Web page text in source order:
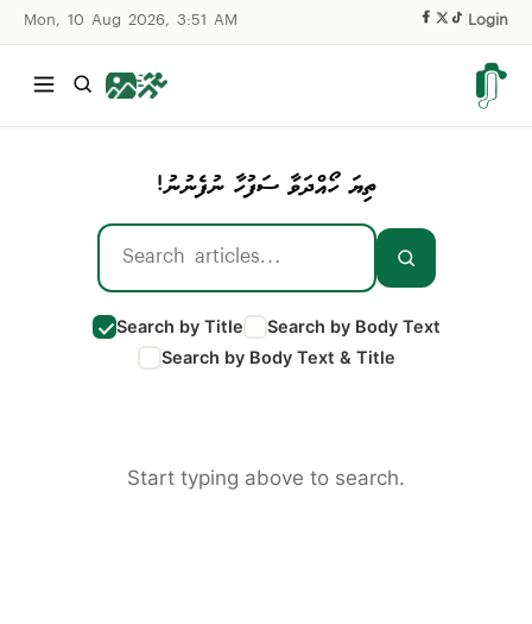
Mon, 10 Aug 2026, 3:51 AM Login
ތިޔަ ހޯއްދަވާ ސަފުހާ ނުފެނުނު!
Search by Title
Search by Body Text
Search by Body Text & Title
Start typing above to search.